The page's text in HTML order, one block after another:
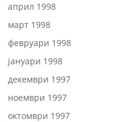
април 1998
март 1998
февруари 1998
јануари 1998
декември 1997
ноември 1997
октомври 1997